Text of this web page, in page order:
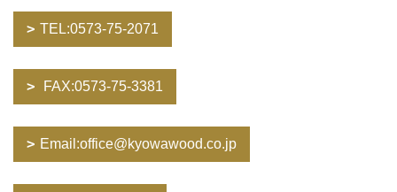
TEL:0573-75-2071
FAX:0573-75-3381
Email:office@kyowawood.co.jp